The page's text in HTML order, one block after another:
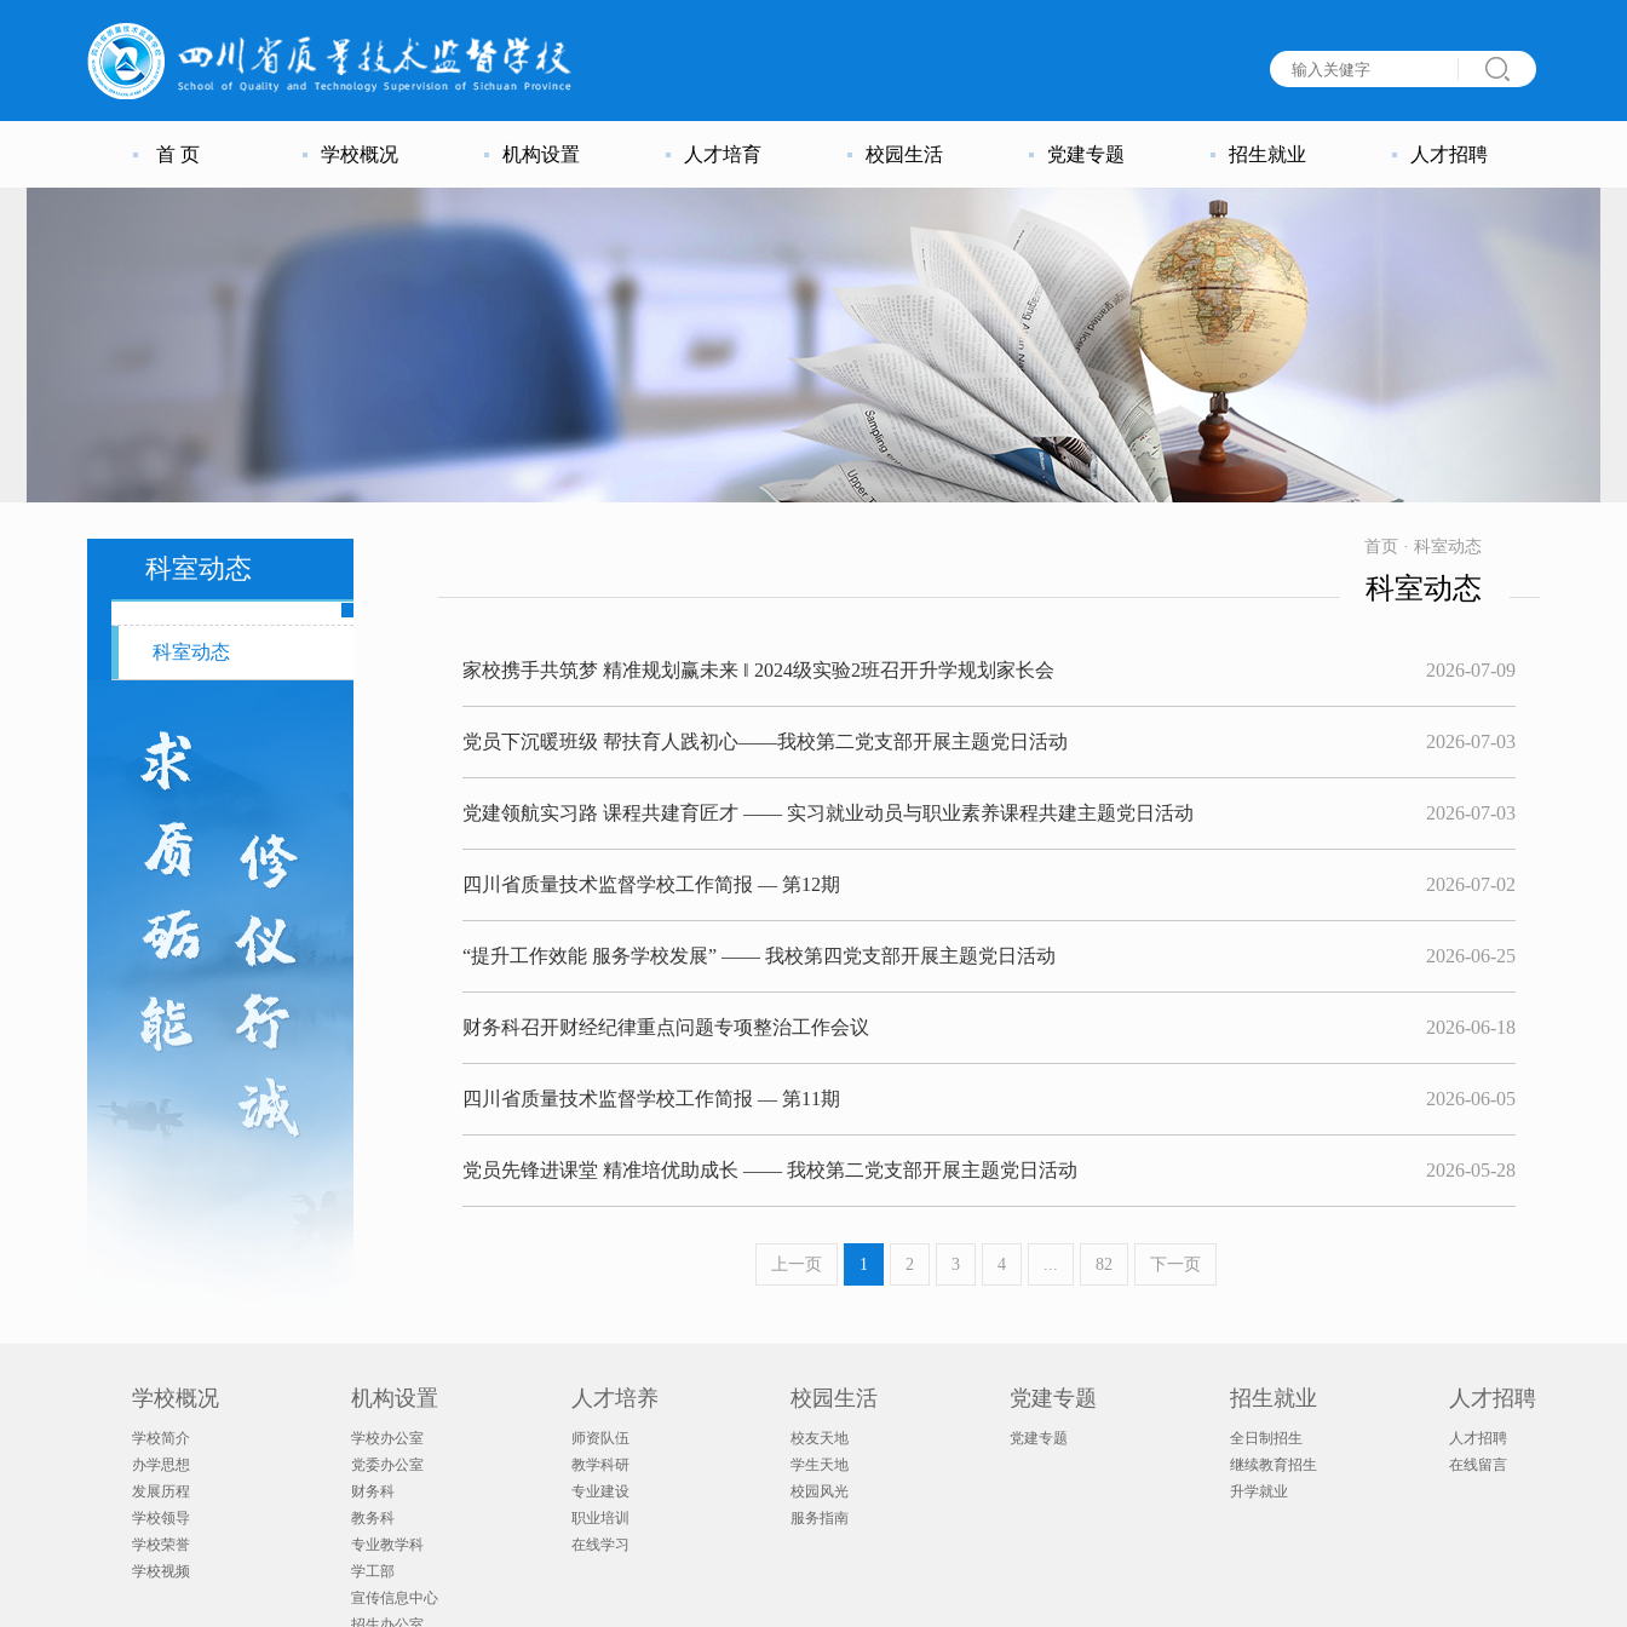
首 页 学校概况 机构设置 人才培育 校园生活 党建专题 招生就业 人才招聘
科室动态
科室动态
首页 · 科室动态
科室动态
家校携手共筑梦 精准规划赢未来 ‖ 2024级实验2班召开升学规划家长会 2026-07-09
党员下沉暖班级 帮扶育人践初心——我校第二党支部开展主题党日活动 2026-07-03
党建领航实习路 课程共建育匠才 —— 实习就业动员与职业素养课程共建主题党日活动 2026-07-03
四川省质量技术监督学校工作简报 — 第12期 2026-07-02
“提升工作效能 服务学校发展” —— 我校第四党支部开展主题党日活动 2026-06-25
财务科召开财经纪律重点问题专项整治工作会议 2026-06-18
四川省质量技术监督学校工作简报 — 第11期 2026-06-05
党员先锋进课堂 精准培优助成长 —— 我校第二党支部开展主题党日活动 2026-05-28
上一页 1 2 3 4 ... 82 下一页
学校概况
学校简介
办学思想
发展历程
学校领导
学校荣誉
学校视频
机构设置
学校办公室
党委办公室
财务科
教务科
专业教学科
学工部
宣传信息中心
人才培养
师资队伍
教学科研
专业建设
职业培训
在线学习
校园生活
校友天地
学生天地
校园风光
服务指南
党建专题
党建专题
招生就业
全日制招生
继续教育招生
升学就业
人才招聘
人才招聘
在线留言